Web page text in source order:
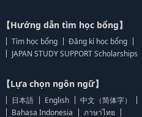
【Hướng dẫn tìm học bổng】
Tìm học bổng
Đăng kí học bổng
JAPAN STUDY SUPPORT Scholarships
【Lựa chọn ngôn ngữ】
日本語 English 中文（简体字）
Bahasa Indonesia
ภาษาไทย